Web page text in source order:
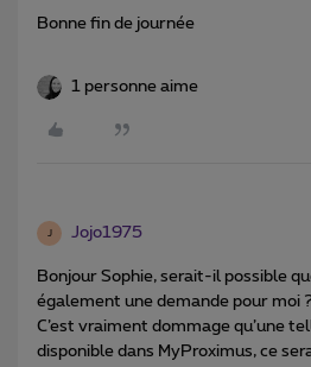
Bonne fin de journée
1 personne aime
Jojo1975
Bonjour Sophie, serait-il possible
également une demande pour moi
C’est vraiment dommage qu’une
disponible dans MyProximus, ce